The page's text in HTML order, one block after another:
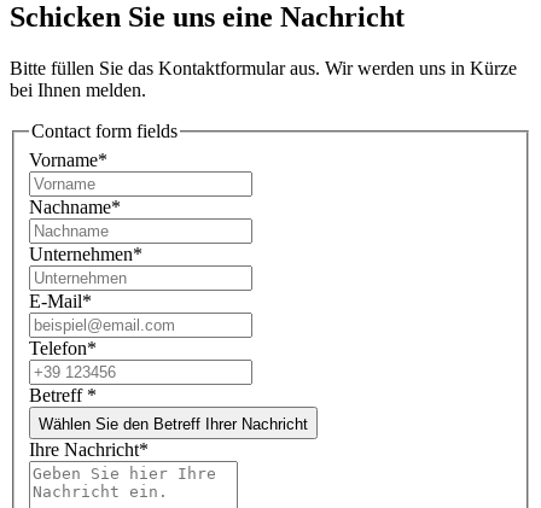
Schicken Sie uns eine Nachricht
Bitte füllen Sie das Kontaktformular aus. Wir werden uns in Kürze
bei Ihnen melden.
Contact form fields
Vorname*
Nachname*
Unternehmen*
E-Mail*
Telefon*
Betreff *
Wählen Sie den Betreff Ihrer Nachricht
Ihre Nachricht*